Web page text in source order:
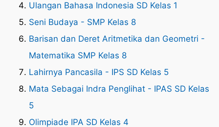
Ulangan Bahasa Indonesia SD Kelas 1
Seni Budaya - SMP Kelas 8
Barisan dan Deret Aritmetika dan Geometri -
Matematika SMP Kelas 8
Lahirnya Pancasila - IPS SD Kelas 5
Mata Sebagai Indra Penglihat - IPAS SD Kelas
5
Olimpiade IPA SD Kelas 4